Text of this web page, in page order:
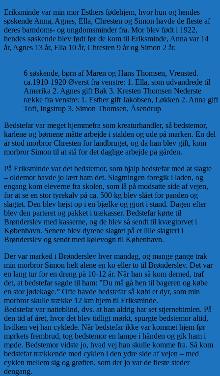
Eriksminde var min mor Esthers fødehjem, hvor hun og hendes
søskende Anna, Agnes, Ella, Chresten og Simon havde de fleste af
deres barndoms- og ungdomsminder fra. Mor blev født i 1922,
hendes søskende blev født før de kom til Eriksminde, Anna var 14
år, Agnes 13 år, Ella 10 år, Chresten 9 år og Simon 2 år.
6 søskende, børn af Maren og Hans Thomsen, Vrensted.
ca.1910-1920 Øverst fra venstre: 1. Ella, som udvandrede til
Amerika 2. Agnes gift Bak 3. Kresten Thomsen Nederste
række fra venstre: 1. Esther gift Jakobsen, Løkken 2. Anna gift
Toft, Ingstrup 3. Simon Thomsen, Åsendrup
Bedstefar var meget hjemmefra som kreaturhandler, så bedstemor,
karlene og børnene måtte arbejde i stalden og ude på marken. En del
år stod morbror Chresten for landbruget, og da han blev gift, kom
morbror Simon til at stå for det daglige arbejde på gården.
På Eriksminde var det bedstemor, som hjalp bedstefar med at slagte
– oldemor havde jo lært ham det. Slagtningen foregik i laden, og
engang kom eleverne fra skolen, som lå på modsatte side af vejen,
for at se en stor tyrekalv på ca. 500 kg blev slået for panden og
slagtet. Den blev hejst op i en bjælke og gjort i stand. Dagen efter
blev den parteret og pakket i trækasser. Bedstefar kørte til
Brønderslev med kasserne, og de blev så sendt til kvægtorvet i
København. Senere blev dyrene slagtet på et lille slagteri i
Brønderslev og sendt med kølevogn til København.
Der var marked i Brønderslev hver mandag, og mange gange trak
min morbror Simon helt alene en ko eller to til Brønderslev. Det var
en lang tur for en dreng på 10-12 år. Når han så kom derned, traf
det, at bedstefar sagde til ham: ”Du må gå hen til bageren og købe
en stor jødekage.” Ofte havde bedstefar så købt et dyr, som min
morbror skulle trække 12 km hjem til Eriksminde.
Bedstefar var natteblind, dvs. at han aldrig har set stjernehimlen. På
den tid af året, hvor det blev tidligt mørkt, spurgte bedstemor altid,
hvilken vej han cyklede. Når bedstefar ikke var kommet hjem før
mørkets frembrud, tog bedstemor en lampe i hånden og gik ham i
møde. Bedstemor vidste jo, hvad vej han skulle komme fra. Så kom
bedstefar trækkende med cyklen i den ydre side af vejen – med
cyklen mellem sig og grøften, som der jo var de fleste steder
dengang.